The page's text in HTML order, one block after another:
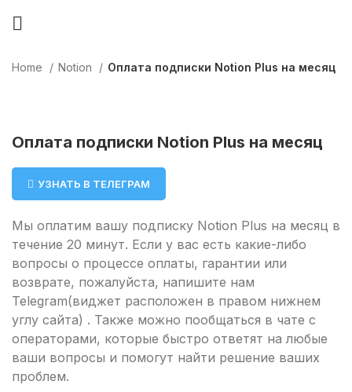
Home Notion Оплата подписки Notion Plus на месяц
Оплата подписки Notion Plus на месяц
УЗНАТЬ В ТЕЛЕГРАМ
Мы оплатим вашу подписку Notion Plus на месяц в
течение 20 минут. Если у вас есть какие-либо
вопросы о процессе оплаты, гарантии или
возврате, пожалуйста, напишите нам
Telegram(виджет расположен в правом нижнем
углу сайта) . Также можно пообщаться в чате с
операторами, которые быстро ответят на любые
ваши вопросы и помогут найти решение ваших
проблем.